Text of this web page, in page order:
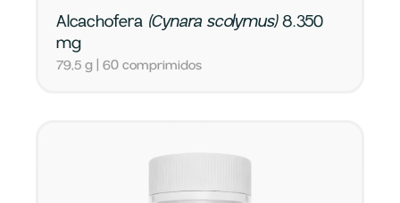
Alcachofera (Cynara scolymus)8.350
mg
79,5 g | 60 comprimidos